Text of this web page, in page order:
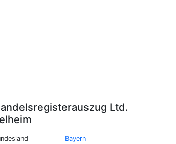
Ltd.
Bayern